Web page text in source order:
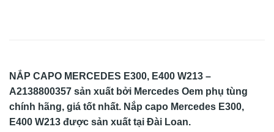
NẮP CAPO MERCEDES E300, E400 W213 –
A2138800357 sản xuất bởi Mercedes Oem phụ tùng
chính hãng, giá tốt nhất. Nắp capo Mercedes E300,
E400 W213 được sản xuất tại Đài Loan.